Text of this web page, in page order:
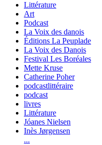
Littérature
Art
Podcast
La Voix des danois
Éditions La Peuplade
La Voix des Danois
Festival Les Boréales
Mette Kruse
Catherine Poher
podcastlittéraire
podcast
livres
Littérature
Jóanes Nielsen
Inès Jørgensen
...